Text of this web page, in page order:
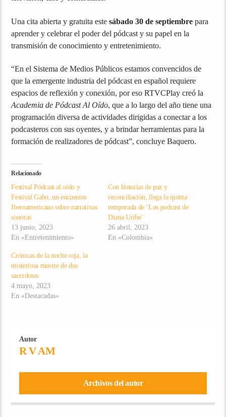
Una cita abierta y gratuita estesábado 30 de septiembre para
aprender y celebrar el poder del pódcast y su papel en la
transmisión de conocimiento y entretenimiento.
“En el Sistema de Medios Públicos estamos convencidos de
que la emergente industria del pódcast en español requiere
espacios de reflexión y conexión, por eso RTVCPlay creó la
Academia de Pódcast Al Oído, que a lo largo del año tiene una
programación diversa de actividades dirigidas a conectar a los
podcasteros con sus oyentes, y a brindar herramientas para la
formación de realizadores de pódcast”, concluye Baquero.
Relacionado
Festival Pódcast al oído y
Festival Gabo, un encuentro
Iberoamericano sobre narrativas
sonoras
13 junio, 2023
En «Entretenimiento»
Con historias de paz y
reconciliación, llega la quinta
temporada de ‘Los podcast de
Diana Uribe’
26 abril, 2023
En «Colombia»
Crónicas de la noche roja, la
misteriosa muerte de dos
sacerdotes
4 mayo, 2023
En «Destacadas»
Autor
R V AM
Archivos del autor